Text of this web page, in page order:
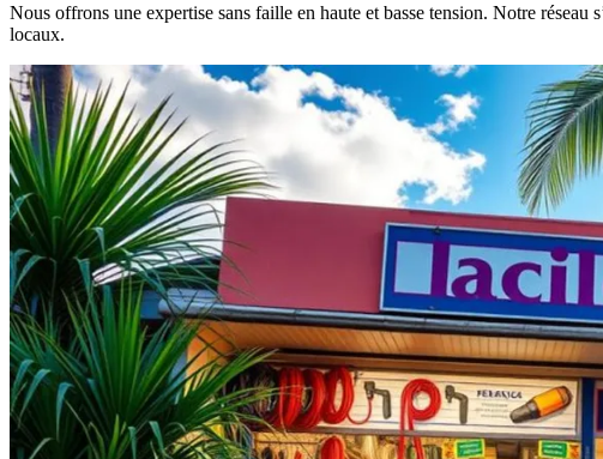
Nous offrons une expertise sans faille en haute et basse tension. Notre
locaux.